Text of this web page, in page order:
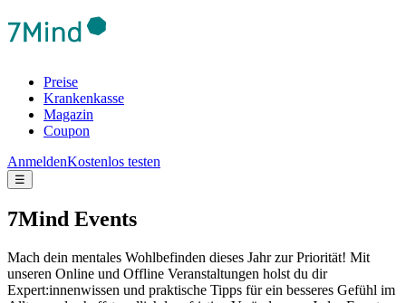
Preise
Krankenkasse
Magazin
Coupon
AnmeldenKostenlos testen
☰
7Mind Events
Mach dein mentales Wohlbefinden dieses Jahr zur Priorität! Mit
unseren Online und Offline Veranstaltungen holst du dir
Expert:innenwissen und praktische Tipps für ein besseres Gefühl im